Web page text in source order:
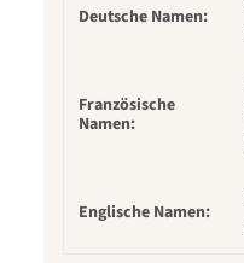
Deutsche Namen:
Französische
Namen:
Englische Namen: